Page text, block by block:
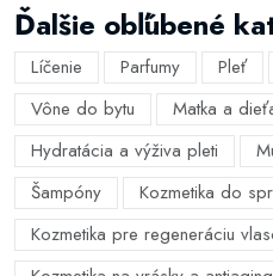
Ďalšie obľúbené
Líčenie Parfumy Pleť
Vône do bytu
Matka a
Hydratácia a výživa pleti
Šampóny
Kozmetika do
Kozmetika pre regeneráciu